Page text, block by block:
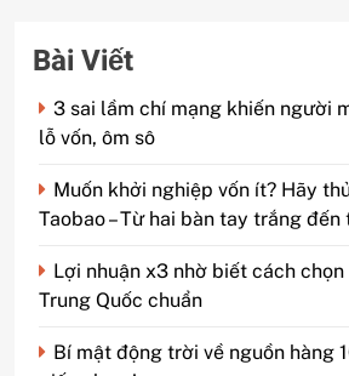
Bài Viết
3 sai lầm chí mạng khiến người
lỗ vốn, ôm sô
Muốn khởi nghiệp vốn ít? Hãy
Taobao – Từ hai bàn tay trắng
Lợi nhuận x3 nhờ biết cách
Trung Quốc chuẩn
Bí mật động trời về nguồn hàng